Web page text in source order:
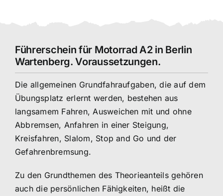
Führerschein für Motorrad A2 in Berlin
Wartenberg. Voraussetzungen.
Die allgemeinen Grundfahraufgaben, die auf dem
Übungsplatz erlernt werden, bestehen aus
langsamem Fahren, Ausweichen mit und ohne
Abbremsen, Anfahren in einer Steigung,
Kreisfahren, Slalom, Stop and Go und der
Gefahrenbremsung.
Zu den Grundthemen des Theorieanteils gehören
auch die persönlichen Fähigkeiten, heißt die